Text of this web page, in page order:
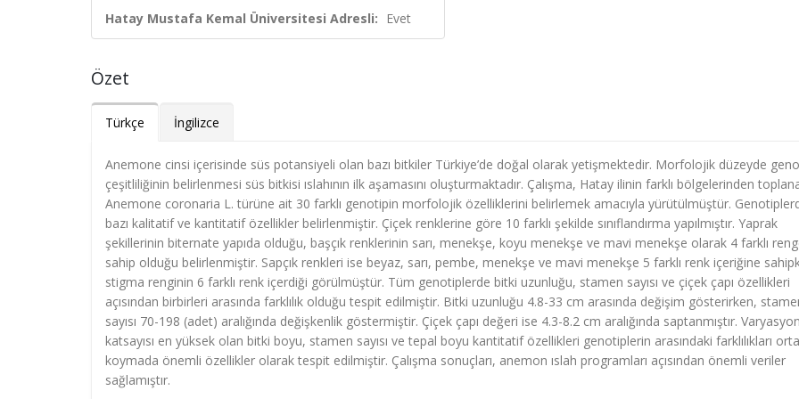
Hatay Mustafa Kemal Üniversitesi Adresli: Evet
Özet
Türkçe İngilizce
Anemone cinsi içerisinde süs potansiyeli olan bazı bitkiler Türkiye’de doğal olarak yetişmektedir. Morfolojik düzeyde
çeşitliliğinin belirlenmesi süs bitkisi ıslahının ilk aşamasını oluşturmaktadır. Çalışma, Hatay ilinin farklı bölgelerinden
Anemone coronaria L. türüne ait 30 farklı genotipin morfolojik özelliklerini belirlemek amacıyla yürütülmüştür.
bazı kalitatif ve kantitatif özellikler belirlenmiştir. Çiçek renklerine göre 10 farklı şekilde sınıflandırma yapılmıştır. Yaprak
şekillerinin biternate yapıda olduğu, başçık renklerinin sarı, menekşe, koyu menekşe ve mavi menekşe olarak 4 farklı
sahip olduğu belirlenmiştir. Sapçık renkleri ise beyaz, sarı, pembe, menekşe ve mavi menekşe 5 farklı renk içeriğine
stigma renginin 6 farklı renk içerdiği görülmüştür. Tüm genotiplerde bitki uzunluğu, stamen sayısı ve çiçek çapı özellikleri
açısından birbirleri arasında farklılık olduğu tespit edilmiştir. Bitki uzunluğu 4.8-33 cm arasında değişim gösterirken,
sayısı 70-198 (adet) aralığında değişkenlik göstermiştir. Çiçek çapı değeri ise 4.3-8.2 cm aralığında saptanmıştır. Varyasyon
katsayısı en yüksek olan bitki boyu, stamen sayısı ve tepal boyu kantitatif özellikleri genotiplerin arasındaki farklılıkları
koymada önemli özellikler olarak tespit edilmiştir. Çalışma sonuçları, anemon ıslah programları açısından önemli veriler
sağlamıştır.